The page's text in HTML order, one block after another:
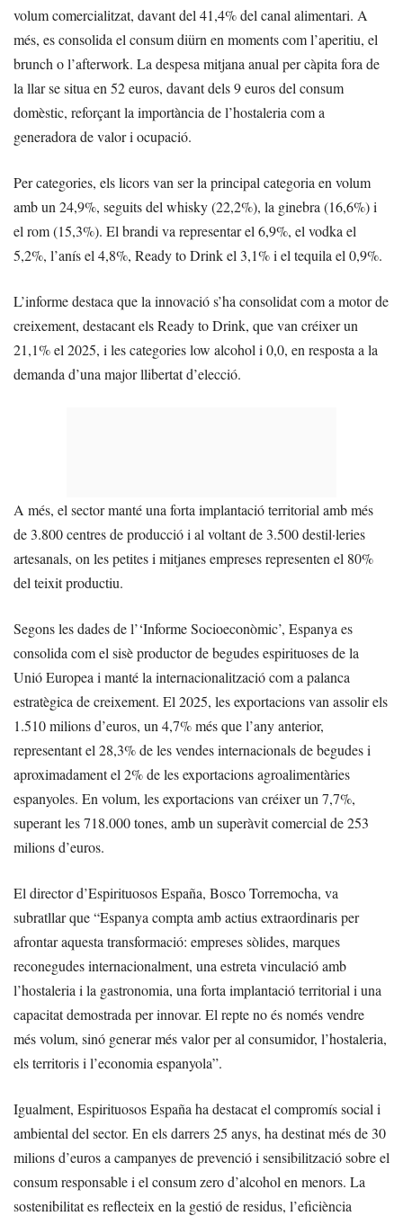
volum comercialitzat, davant del 41,4% del canal alimentari. A
més, es consolida el consum diürn en moments com l’aperitiu, el
brunch o l’afterwork. La despesa mitjana anual per càpita fora de
la llar se situa en 52 euros, davant dels 9 euros del consum
domèstic, reforçant la importància de l’hostaleria com a
generadora de valor i ocupació.
Per categories, els licors van ser la principal categoria en volum
amb un 24,9%, seguits del whisky (22,2%), la ginebra (16,6%) i
el rom (15,3%). El brandi va representar el 6,9%, el vodka el
5,2%, l’anís el 4,8%, Ready to Drink el 3,1% i el tequila el 0,9%.
L’informe destaca que la innovació s’ha consolidat com a motor de
creixement, destacant els Ready to Drink, que van créixer un
21,1% el 2025, i les categories low alcohol i 0,0, en resposta a la
demanda d’una major llibertat d’elecció.
A més, el sector manté una forta implantació territorial amb més
de 3.800 centres de producció i al voltant de 3.500 destil·leries
artesanals, on les petites i mitjanes empreses representen el 80%
del teixit productiu.
Segons les dades de l’‘Informe Socioeconòmic’, Espanya es
consolida com el sisè productor de begudes espirituoses de la
Unió Europea i manté la internacionalització com a palanca
estratègica de creixement. El 2025, les exportacions van assolir els
1.510 milions d’euros, un 4,7% més que l’any anterior,
representant el 28,3% de les vendes internacionals de begudes i
aproximadament el 2% de les exportacions agroalimentàries
espanyoles. En volum, les exportacions van créixer un 7,7%,
superant les 718.000 tones, amb un superàvit comercial de 253
milions d’euros.
El director d’Espirituosos España, Bosco Torremocha, va
subratllar que “Espanya compta amb actius extraordinaris per
afrontar aquesta transformació: empreses sòlides, marques
reconegudes internacionalment, una estreta vinculació amb
l’hostaleria i la gastronomia, una forta implantació territorial i una
capacitat demostrada per innovar. El repte no és només vendre
més volum, sinó generar més valor per al consumidor, l’hostaleria,
els territoris i l’economia espanyola”.
Igualment, Espirituosos España ha destacat el compromís social i
ambiental del sector. En els darrers 25 anys, ha destinat més de 30
milions d’euros a campanyes de prevenció i sensibilització sobre el
consum responsable i el consum zero d’alcohol en menors. La
sostenibilitat es reflecteix en la gestió de residus, l’eficiència